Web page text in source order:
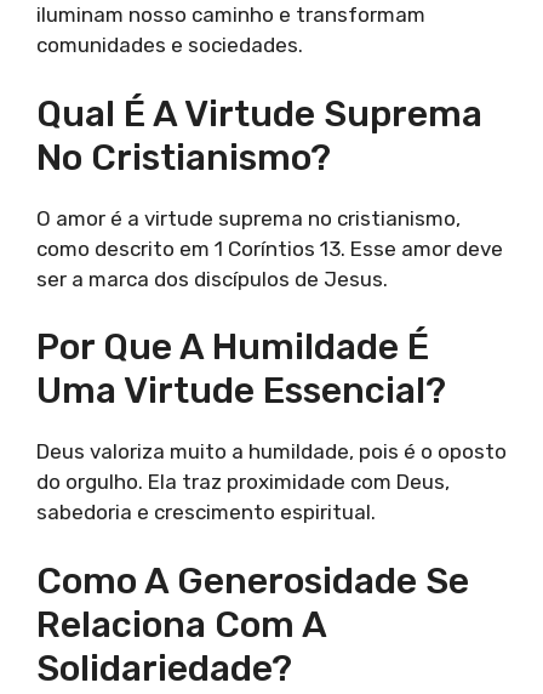
iluminam nosso caminho e transformam
comunidades e sociedades.
Qual É A Virtude Suprema
No Cristianismo?
O amor é a virtude suprema no cristianismo,
como descrito em 1 Coríntios 13. Esse amor deve
ser a marca dos discípulos de Jesus.
Por Que A Humildade É
Uma Virtude Essencial?
Deus valoriza muito a humildade, pois é o oposto
do orgulho. Ela traz proximidade com Deus,
sabedoria e crescimento espiritual.
Como A Generosidade Se
Relaciona Com A
Solidariedade?